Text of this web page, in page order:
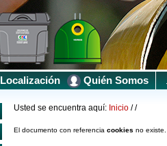
Localización Quién Somos
Usted se encuentra aquí: Inicio //
El documento con referencia cookies no existe.